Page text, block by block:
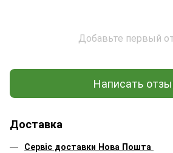
Добавьте первый
Написать
Доставка
Сервіс доставки Нова Пошта